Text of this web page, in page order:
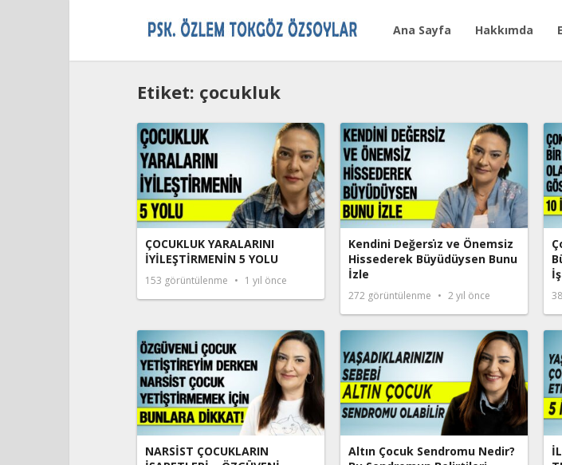
Ana Sayfa Hakkımda
Etiket: çocukluk
ÇOCUKLUK YARALARINI
İYİLEŞTİRMENİN 5 YOLU
153 görüntülenme 1 yıl önce
Kendini Değersı̇z ve Önemsiz
Hissederek Büyüdüysen Bunu
İzle
272 görüntülenme 2 yıl önce
NARSİST ÇOCUKLARIN
Altın Çocuk Sendromu Nedir?